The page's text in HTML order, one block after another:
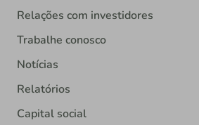
Relações com investidores
Trabalhe conosco
Notícias
Relatórios
Capital social